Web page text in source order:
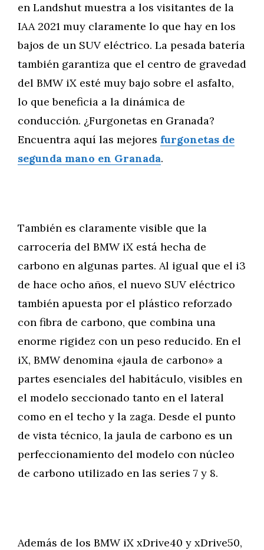
en Landshut muestra a los visitantes de la
IAA 2021 muy claramente lo que hay en los
bajos de un SUV eléctrico. La pesada batería
también garantiza que el centro de gravedad
del BMW iX esté muy bajo sobre el asfalto,
lo que beneficia a la dinámica de
conducción. ¿Furgonetas en Granada?
Encuentra aquí las mejores furgonetas de
segunda mano en Granada.
También es claramente visible que la
carrocería del BMW iX está hecha de
carbono en algunas partes. Al igual que el i3
de hace ocho años, el nuevo SUV eléctrico
también apuesta por el plástico reforzado
con fibra de carbono, que combina una
enorme rigidez con un peso reducido. En el
iX, BMW denomina «jaula de carbono» a
partes esenciales del habitáculo, visibles en
el modelo seccionado tanto en el lateral
como en el techo y la zaga. Desde el punto
de vista técnico, la jaula de carbono es un
perfeccionamiento del modelo con núcleo
de carbono utilizado en las series 7 y 8.
Además de los BMW iX xDrive40 y xDrive50,